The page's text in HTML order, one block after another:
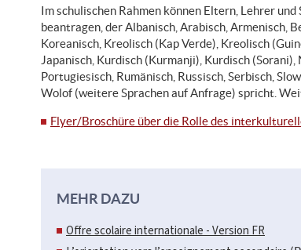
Im schulischen Rahmen können Eltern, Lehrer
beantragen, der Albanisch, Arabisch, Armenisch,
Koreanisch, Kreolisch (Kap Verde), Kreolisch
Japanisch, Kurdisch (Kurmanji), Kurdisch
Portugiesisch, Rumänisch, Russisch, Serbisch,
Wolof (weitere Sprachen auf Anfrage) spricht.
Flyer/Broschüre über die Rolle des
MEHR DAZU
Offre scolaire internationale - Version FR